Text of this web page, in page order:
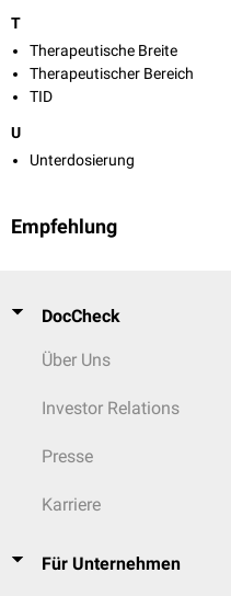
T
Therapeutische Breite
Therapeutischer Bereich
TID
U
Unterdosierung
Empfehlung
DocCheck
Über Uns
Investor Relations
Presse
Karriere
Für Unternehmen